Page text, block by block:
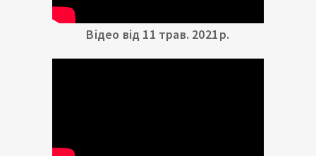
Відео від 11 трав. 2021 р.